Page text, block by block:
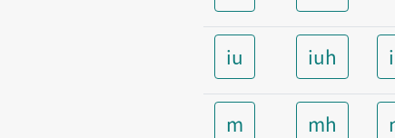
iu iuh
m mh